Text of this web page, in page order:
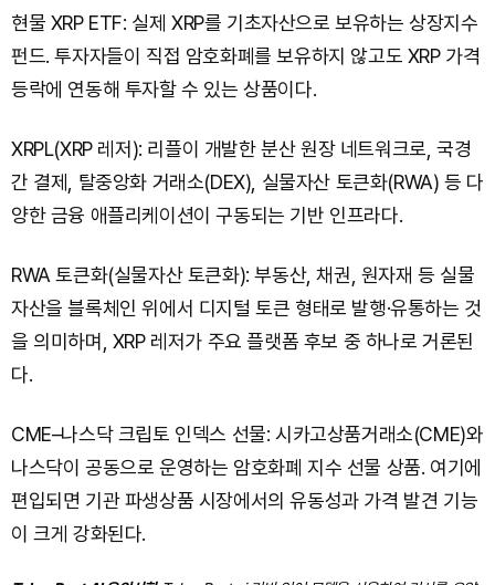
현물 XRP ETF: 실제 XRP를 기초자산으로 보유하는 상장지수
펀드. 투자자들이 직접 암호화폐를 보유하지 않고도 XRP 가격
등락에 연동해 투자할 수 있는 상품이다.
XRPL(XRP 레저): 리플이 개발한 분산 원장 네트워크로, 국경
간 결제, 탈중앙화 거래소(DEX), 실물자산 토큰화(RWA) 등 다
양한 금융 애플리케이션이 구동되는 기반 인프라다.
RWA 토큰화(실물자산 토큰화): 부동산, 채권, 원자재 등 실물
자산을 블록체인 위에서 디지털 토큰 형태로 발행·유통하는 것
을 의미하며, XRP 레저가 주요 플랫폼 후보 중 하나로 거론된
다.
CME–나스닥 크립토 인덱스 선물: 시카고상품거래소(CME)와
나스닥이 공동으로 운영하는 암호화폐 지수 선물 상품. 여기에
편입되면 기관 파생상품 시장에서의 유동성과 가격 발견 기능
이 크게 강화된다.